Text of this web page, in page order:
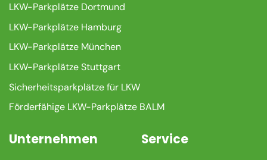
LKW-Parkplätze Dortmund
LKW-Parkplätze Hamburg
LKW-Parkplätze München
LKW-Parkplätze Stuttgart
Sicherheitsparkplätze für LKW
Förderfähige LKW-Parkplätze BALM
Unternehmen Service